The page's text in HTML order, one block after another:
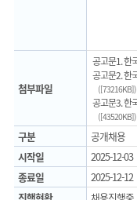
첨부파일
공고문1. 한
공고문2. 한
([73216KB])
공고문3. 한
([43520KB])
구분
공개채용
시작일
2025-12-03
종료일
2025-12-12